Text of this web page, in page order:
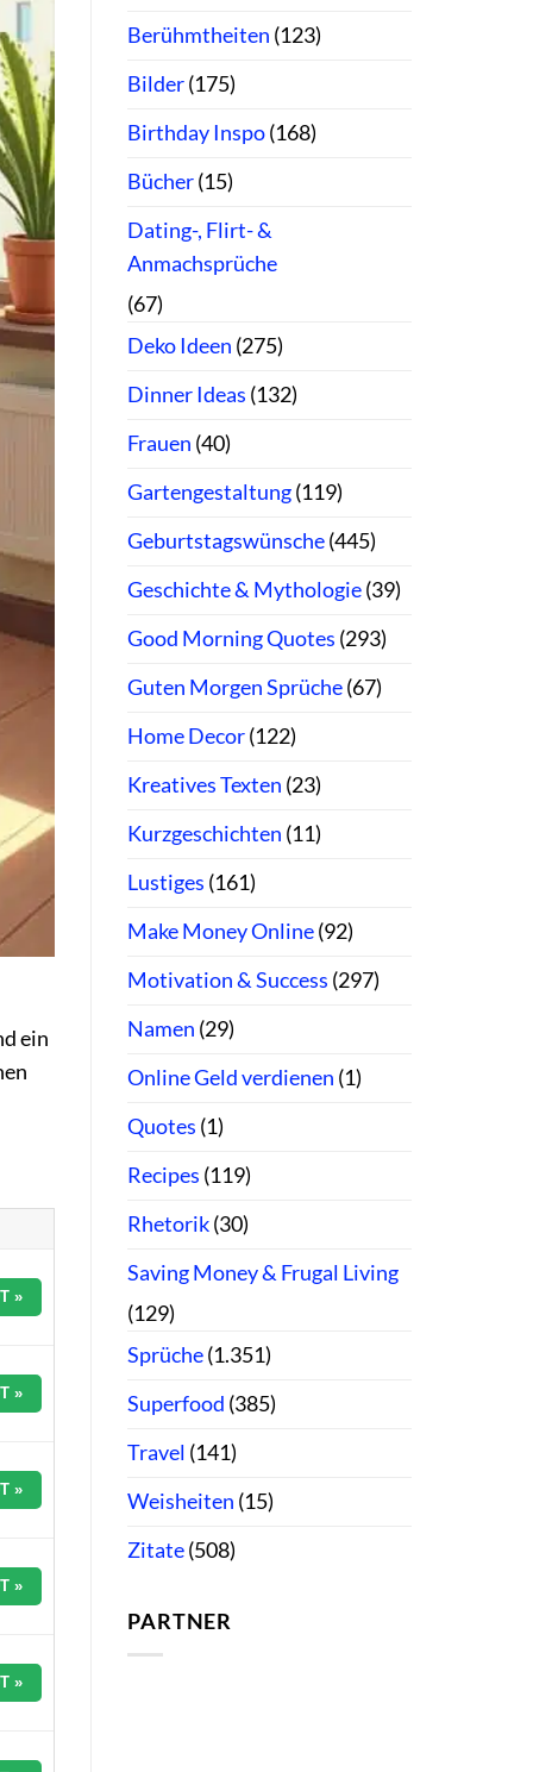
ein
»
»
»
»
»
Berühmtheiten (123)
Bilder(175)
Birthday Inspo(168)
Bücher(15)
Dating-, Flirt- &
Anmachsprüche
(67)
Deko Ideen (275)
Dinner Ideas (132)
Frauen (40)
Gartengestaltung(119)
Geburtstagswünsche(445)
Geschichte & Mythologie(39)
Good Morning Quotes (293)
Guten Morgen Sprüche(67)
Home Decor(122)
Kreatives Texten (23)
Kurzgeschichten (11)
Lustiges (161)
Make Money Online(92)
Motivation & Success (297)
Namen (29)
Online Geld verdienen (1)
Quotes (1)
Recipes (119)
Rhetorik(30)
Saving Money & Frugal Living
(129)
Sprüche(1.351)
Superfood (385)
Travel (141)
Weisheiten (15)
Zitate(508)
PARTNER